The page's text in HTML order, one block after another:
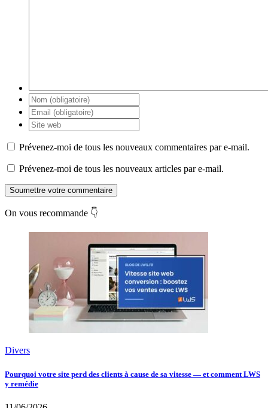
Prévenez-moi de tous les nouveaux commentaires par e-mail.
Prévenez-moi de tous les nouveaux articles par e-mail.
Soumettre votre commentaire
On vous recommande 👇
Divers
Pourquoi votre site perd des clients à cause de sa vitesse — et comment LWS
y remédie